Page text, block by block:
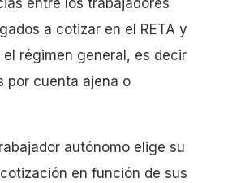
entre los trabajadores
a cotizar en el RETA y
el régimen general, es decir
por cuenta ajena o
autónomo elige su
en función de sus